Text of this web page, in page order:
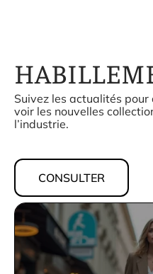
Suivez les actualités
voir les nouvelles
l’industrie.
CONSULTER